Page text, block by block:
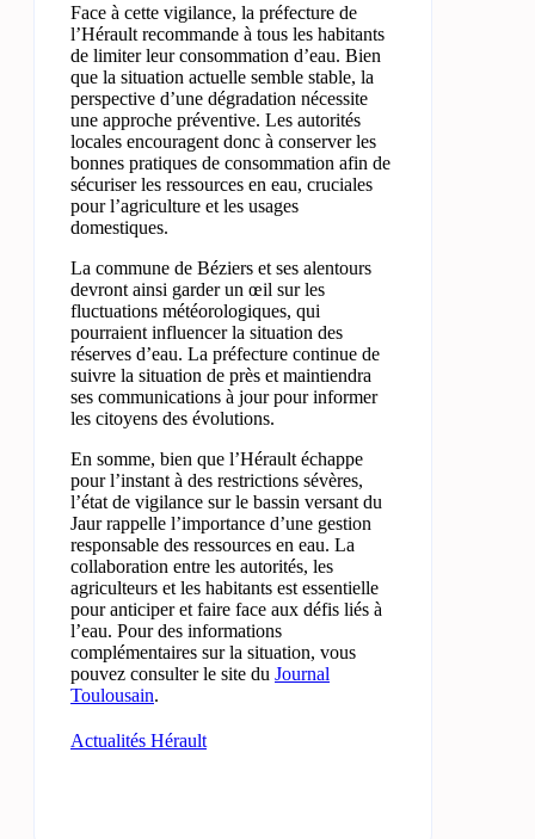
Face à cette vigilance, la préfecture de
l’Hérault recommande à tous les habitants
de limiter leur consommation d’eau. Bien
que la situation actuelle semble stable, la
perspective d’une dégradation nécessite
une approche préventive. Les autorités
locales encouragent donc à conserver les
bonnes pratiques de consommation afin de
sécuriser les ressources en eau, cruciales
pour l’agriculture et les usages
domestiques.
La commune de Béziers et ses alentours
devront ainsi garder un œil sur les
fluctuations météorologiques, qui
pourraient influencer la situation des
réserves d’eau. La préfecture continue de
suivre la situation de près et maintiendra
ses communications à jour pour informer
les citoyens des évolutions.
En somme, bien que l’Hérault échappe
pour l’instant à des restrictions sévères,
l’état de vigilance sur le bassin versant du
Jaur rappelle l’importance d’une gestion
responsable des ressources en eau. La
collaboration entre les autorités, les
agriculteurs et les habitants est essentielle
pour anticiper et faire face aux défis liés à
l’eau. Pour des informations
complémentaires sur la situation, vous
pouvez consulter le site du Journal
Toulousain.
Actualités Hérault